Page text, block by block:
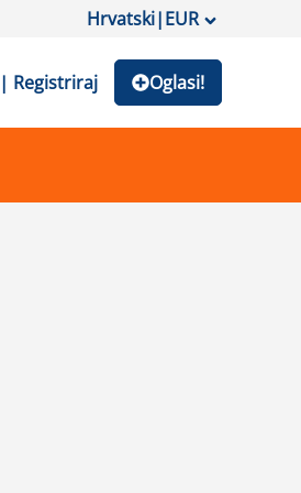
Hrvatski|EUR
Registriraj Oglasi!